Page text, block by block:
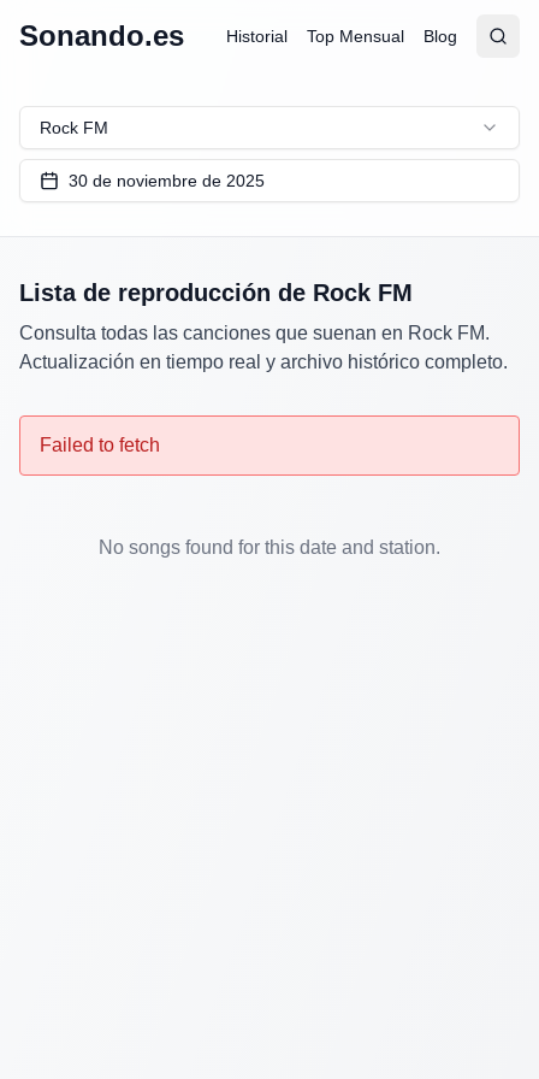
Sonando.es Historial Top Mensual Blog
Abrir
Rock FM
30 de noviembre de 2025
Lista de reproducción de Rock FM
Consulta todas las canciones que suenan en Rock FM.
Actualización en tiempo real y archivo histórico completo.
Failed to fetch
No songs found for this date and station.